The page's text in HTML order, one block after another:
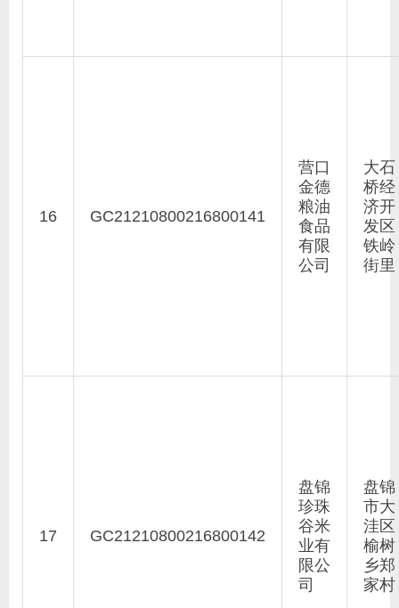
16 GC21210800216800141
营口
金德
粮油
食品
有限
公司
大石
桥经
济开
发区
铁岭
街里
17 GC21210800216800142
盘锦
珍珠
谷米
业有
限公
司
盘锦
市大
洼区
榆树
乡郑
家村